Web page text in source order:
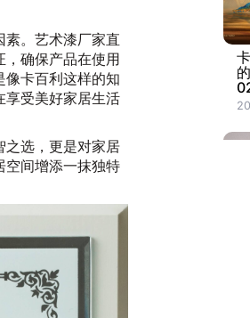
素。艺术漆厂家直
，确保产品在使用
像卡百利这样的知
享受美好家居生活
之选，更是对家居
空间增添一抹独特